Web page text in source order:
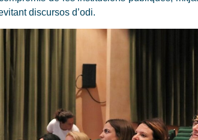
discursos d’odi.